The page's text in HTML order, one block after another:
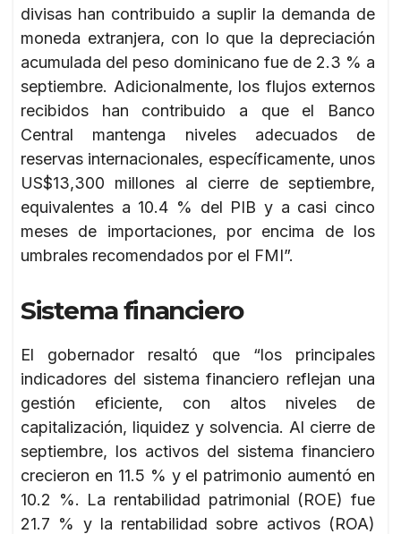
divisas han contribuido a suplir la demanda de
moneda extranjera, con lo que la depreciación
acumulada del peso dominicano fue de 2.3 % a
septiembre. Adicionalmente, los flujos externos
recibidos han contribuido a que el Banco
Central mantenga niveles adecuados de
reservas internacionales, específicamente, unos
US$13,300 millones al cierre de septiembre,
equivalentes a 10.4 % del PIB y a casi cinco
meses de importaciones, por encima de los
umbrales recomendados por el FMI”.
Sistema financiero
El gobernador resaltó que “los principales
indicadores del sistema financiero reflejan una
gestión eficiente, con altos niveles de
capitalización, liquidez y solvencia. Al cierre de
septiembre, los activos del sistema financiero
crecieron en 11.5 % y el patrimonio aumentó en
10.2 %. La rentabilidad patrimonial (ROE) fue
21.7 % y la rentabilidad sobre activos (ROA)